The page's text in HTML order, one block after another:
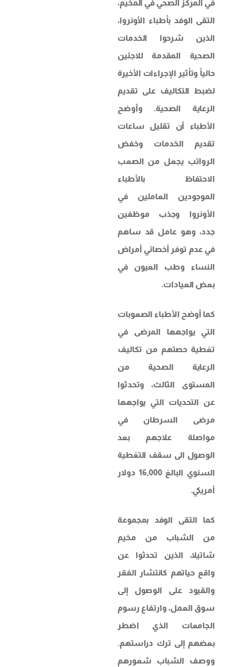
في المركز الصحي في المخيم،
التقى الوفد بأطباء الأونروا،
الذين شرحوا الخدمات
الصحية المقدمة للاجئين
حالياً وتأثير الإجراءات الأخيرة
لضبط التكاليف على تقديم
الرعاية الصحية. وأوضح
الأطباء أن تقليل ساعات
تقديم الخدمات وخفض
الرواتب يجعل من الصعب
الاحتفاظ بالأطباء
الموجودين العاملين في
الأونروا وجذب موظفين
جدد، وهو عامل قد ساهم
في عدم توفر أخصائي أمراض
النساء وطب العيون في
بعض العيادات.
كما أوضح الأطباء الصعوبات
التي يواجهها المرضى في
تغطية حصتهم من تكاليف
الرعاية الصحية من
المستوى الثالث، وتحدثوا
عن التحديات التي يواجهها
مرضى السرطان في
مواصلة علاجهم بعد
الوصول الى سقف التغطية
السنوي البالغ 16,000 دولار
أمريكي.
كما التقى الوفد بمجموعة
من الشباب من مخيم
شاتيلا، الذين تحدثوا عن
واقع حياتهم كانتشار الفقر
والقيود على الوصول إلى
سوق العمل، وارتفاع رسوم
الجامعات الذي اضطر
بعضهم إلى ترك دراستهم.
ووصف الشباب شعورهم